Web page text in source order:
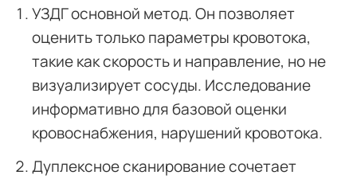
УЗДГ основной метод. Он позволяет
оценить только параметры кровотока,
такие как скорость и направление, но не
визуализирует сосуды. Исследование
информативно для базовой оценки
кровоснабжения, нарушений кровотока.
Дуплексное сканирование сочетает